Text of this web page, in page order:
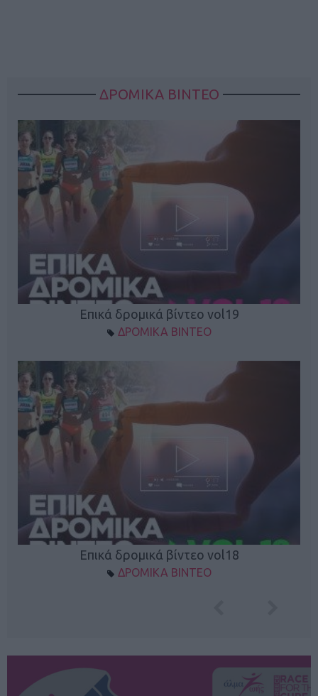
ΔΡΟΜΙΚΑ ΒΙΝΤΕΟ
Επικά δρομικά βίντεο vol19
ΔΡΟΜΙΚΑ ΒΙΝΤΕΟ
Επικά δρομικά βίντεο vol18
ΔΡΟΜΙΚΑ ΒΙΝΤΕΟ